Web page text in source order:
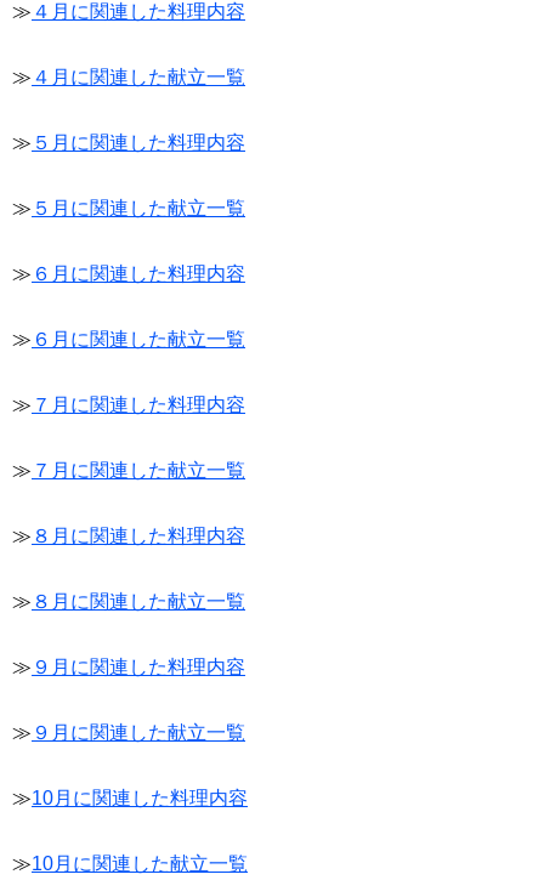
≫ ４月に関連した料理内容
≫ ４月に関連した献立一覧
≫ ５月に関連した料理内容
≫ ５月に関連した献立一覧
≫ ６月に関連した料理内容
≫ ６月に関連した献立一覧
≫ ７月に関連した料理内容
≫ ７月に関連した献立一覧
≫ ８月に関連した料理内容
≫ ８月に関連した献立一覧
≫ ９月に関連した料理内容
≫ ９月に関連した献立一覧
≫10月に関連した料理内容
≫10月に関連した献立一覧